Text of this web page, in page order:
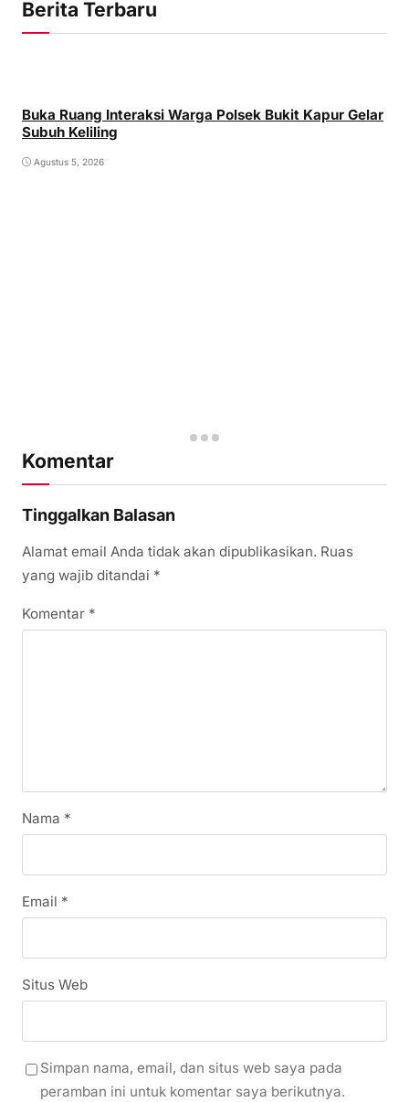
Berita Terbaru
Buka Ruang Interaksi Warga Polsek Bukit Kapur Gelar
Subuh Keliling
Agustus 5, 2026
Komentar
Tinggalkan Balasan
Alamat email Anda tidak akan dipublikasikan. Ruas
yang wajib ditandai *
Komentar *
Nama *
Email *
Situs Web
Simpan nama, email, dan situs web saya pada
peramban ini untuk komentar saya berikutnya.